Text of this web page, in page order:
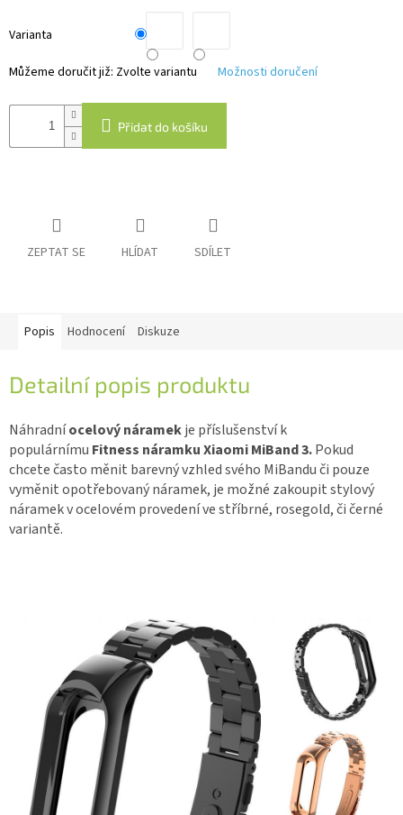
IP
Varianta
Můžeme doručit již: Zvolte variantu Možnosti doručení
Přidat do košíku
ZEPTAT SE HLÍDAT SDÍLET
Popis Hodnocení Diskuze
Detailní popis produktu
Náhradníocelovýnáramekje příslušenství k
populárnímu Fitness náramku Xiaomi MiBand 3.Pokud
chcete často měnit barevný vzhled svého MiBandu či pouze
vyměnit opotřebovaný náramek, je možné zakoupit stylový
náramek v ocelovém provedení ve stříbrné, rosegold, či černé
variantě.